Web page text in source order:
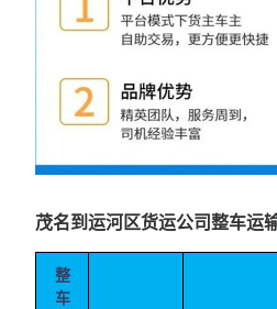
茂名到运河区货运公司整车运
整
车